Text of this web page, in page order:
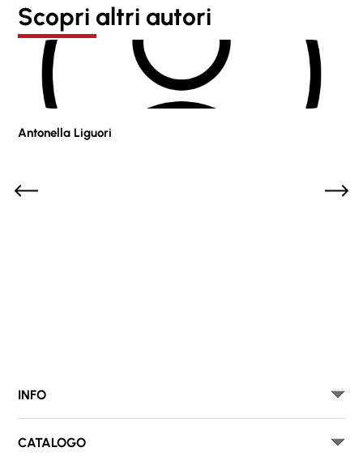
Scopri altri autori
Antonella Liguori
INFO
CATALOGO